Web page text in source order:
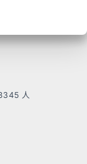
人